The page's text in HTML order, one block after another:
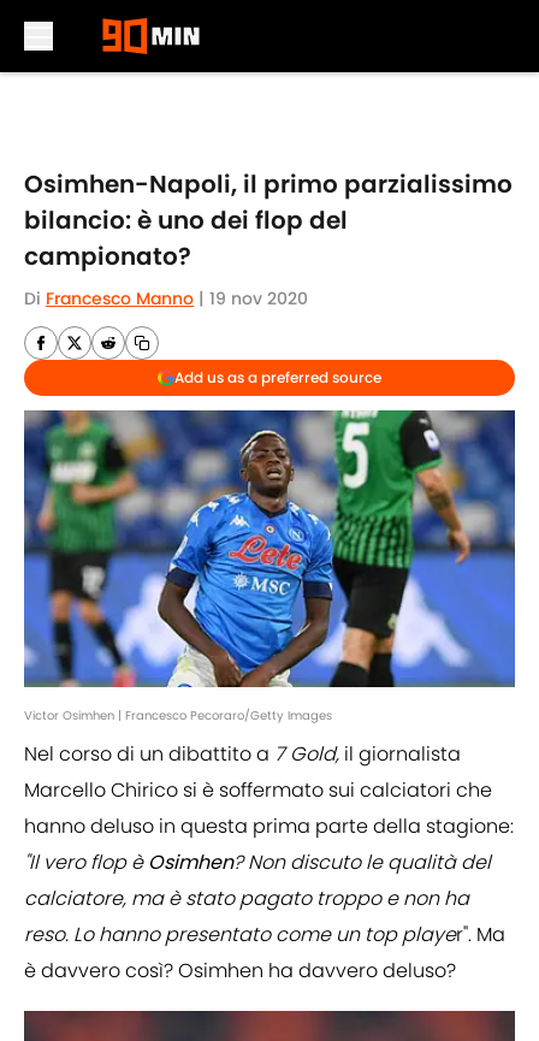
Osimhen-Napoli, il primo parzialissimo
bilancio: è uno dei flop del
campionato?
Di Francesco Manno | 19 nov 2020
Add us as a preferred source
Victor Osimhen | Francesco Pecoraro/Getty Images
Nel corso di un dibattito a 7 Gold, il giornalista
Marcello Chirico si è soffermato sui calciatori che
hanno deluso in questa prima parte della stagione:
"Il vero flop è Osimhen? Non discuto le qualità del
calciatore, ma è stato pagato troppo e non ha
reso. Lo hanno presentato come un top player". Ma
è davvero così? Osimhen ha davvero deluso?